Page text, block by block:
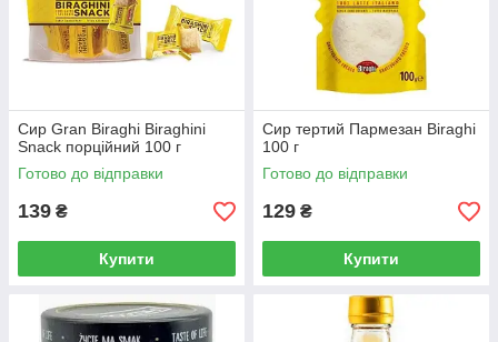
Сир Gran Biraghi Biraghini
Snack порційний 100 г
Готово до відправки
139 ₴
Купити
Сир тертий Пармезан Biraghi
100 г
Готово до відправки
129 ₴
Купити